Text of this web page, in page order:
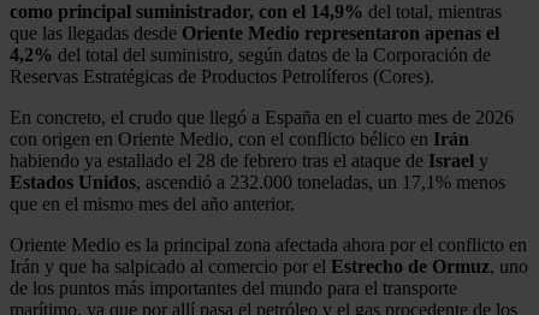
como principal suministrador, con el 14,9% del total, mientras
que las llegadas desde Oriente Medio representaron apenas el
4,2% del total del suministro, según datos de la Corporación de
Reservas Estratégicas de Productos Petrolíferos (Cores).
En concreto, el crudo que llegó a España en el cuarto mes de 2026
con origen en Oriente Medio, con el conflicto bélico en Irán
habiendo ya estallado el 28 de febrero tras el ataque de Israel y
Estados Unidos, ascendió a 232.000 toneladas, un 17,1% menos
que en el mismo mes del año anterior.
Oriente Medio es la principal zona afectada ahora por el conflicto en
Irán y que ha salpicado al comercio por el Estrecho de Ormuz, uno
de los puntos más importantes del mundo para el transporte
marítimo, ya que por allí pasa el petróleo y el gas procedente de los